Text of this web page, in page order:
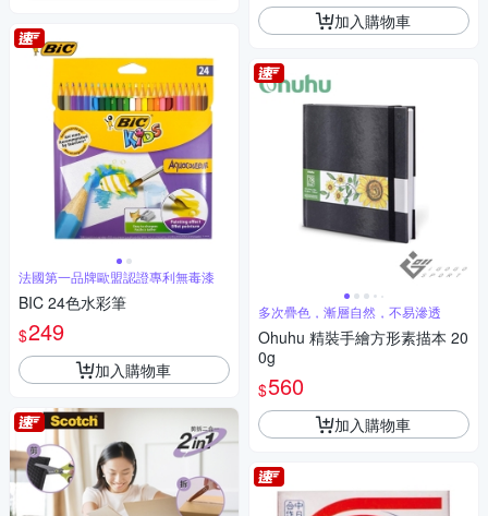
法國第一品牌歐盟認證專利無毒漆
BIC 24色水彩筆
$249
加入購物車
加入購物車
多次疊色，漸層自然，不易滲透
Ohuhu 精裝手繪方形素描本 20
0g
$560
加入購物車